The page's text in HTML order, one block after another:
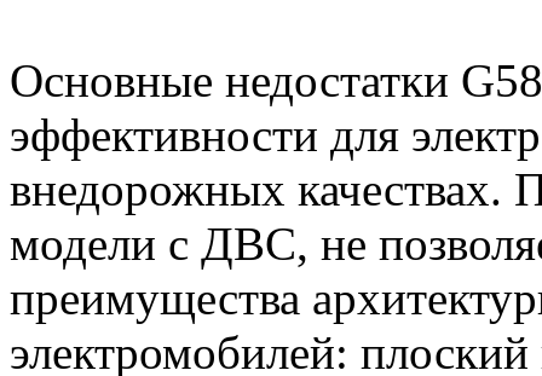
Основные недостатки
эффективности для
внедорожных качествах.
модели с ДВС, не
преимущества
электромобилей: